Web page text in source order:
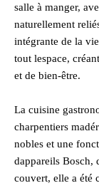
salle à manger,
naturellement
intégrante de la
tout lespace,
et de bien-être.
La cuisine
charpentiers
nobles et une
dappareils Bosch,
couvert, elle a été